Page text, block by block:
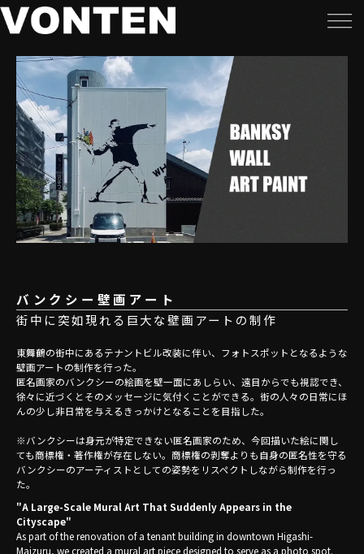
バンクシー壁画アート
街中に突如現れる巨大な壁画アートの制作
東舞鶴の街中にあるテナントビル改装に伴い、フォトスポットとなるような
壁画アートの制作を行った。
匿名画家のバンクシーの絵画を壁一面にあしらい、遠目からでも視認でき、
徐々に近づくとそのメッセージに気付くことができる。街の人々の日常にほ
んの少し非日常を与えるきっかけとなることを目指した。
※バンクシーは身元が特定できない匿名画家のため、今回描いた絵に関し
ても商標権・著作権が存在しない。商標権の剥奪よりも自身の匿名性を守る
バンクシーのアーティストとしての姿勢をリスペクトしながら制作を行っ
た。
"A Large-Scale Mural Art That Suddenly Appears in the
Cityscape"
As part of the renovation of a tenant building in downtown Higashi-
Maizuru, we created a mural art piece designed to serve as a photo spot.